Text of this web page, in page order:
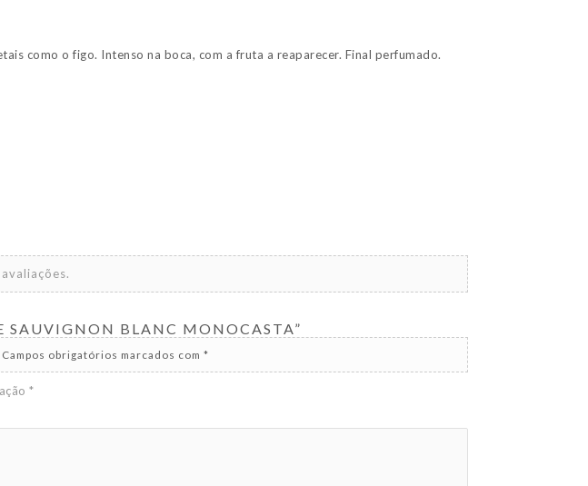
como o figo. Intenso na boca, com a fruta a reaparecer. Final perfumado.
SAUVIGNON BLANC MONOCASTA”
Campos obrigatórios marcados com *
*